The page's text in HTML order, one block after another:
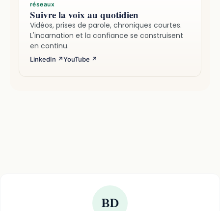
réseaux
Suivre la voix au quotidien
Vidéos, prises de parole, chroniques courtes.
L'incarnation et la confiance se construisent
en continu.
LinkedIn ↗YouTube ↗
BD